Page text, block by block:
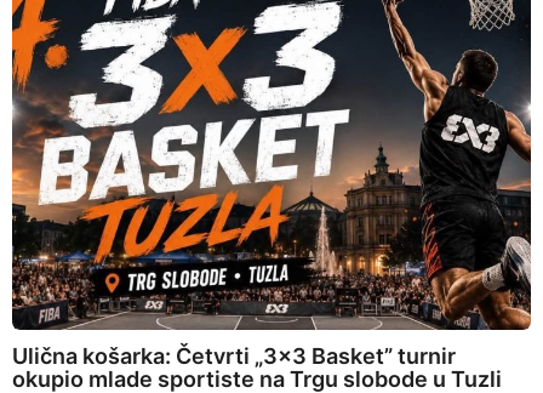
Ulična košarka: Četvrti „3×3 Basket” turnir
okupio mlade sportiste na Trgu slobode u Tuzli